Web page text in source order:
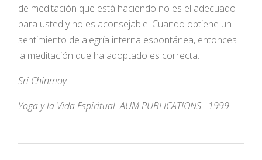
de meditación que está haciendo no es el adecuado
para usted y no es aconsejable. Cuando obtiene un
sentimiento de alegría interna espontánea, entonces
la meditación que ha adoptado es correcta.
Sri Chinmoy
Yoga y la Vida Espiritual. AUM PUBLICATIONS. 1999